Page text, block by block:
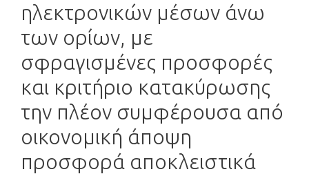
ηλεκτρονικών μέσων άνω
των ορίων, με
σφραγισμένες προσφορές
και κριτήριο κατακύρωσης
την πλέον συμφέρουσα από
οικονομική άποψη
προσφορά αποκλειστικά